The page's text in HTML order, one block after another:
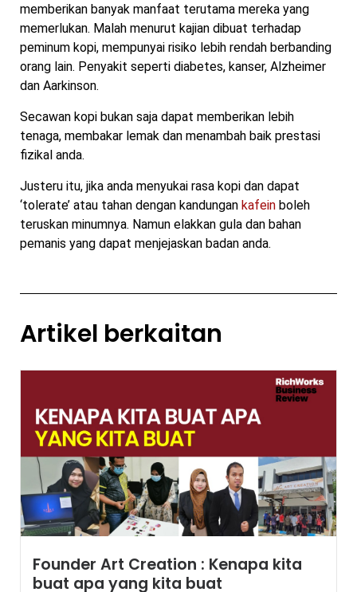
memberikan banyak manfaat terutama mereka yang
memerlukan. Malah menurut kajian dibuat terhadap
peminum kopi, mempunyai risiko lebih rendah berbanding
orang lain. Penyakit seperti diabetes, kanser, Alzheimer
dan Aarkinson.
Secawan kopi bukan saja dapat memberikan lebih
tenaga, membakar lemak dan menambah baik prestasi
fizikal anda.
Justeru itu, jika anda menyukai rasa kopi dan dapat
‘tolerate’ atau tahan dengan kandungan kafein boleh
teruskan minumnya. Namun elakkan gula dan bahan
pemanis yang dapat menjejaskan badan anda.
Artikel berkaitan
Founder Art Creation : Kenapa kita
buat apa yang kita buat